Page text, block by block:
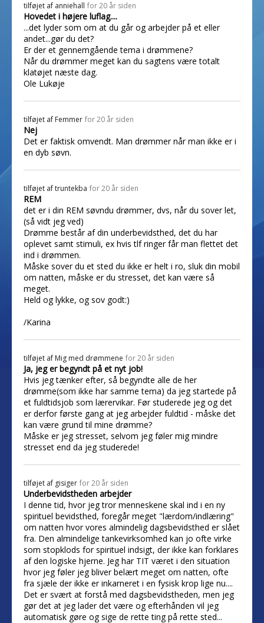
tilføjet af anniehall for 20 år siden
Hovedet i højere luflag....
...det lyder som om at du går og arbejder på et eller
andet...gør du det?
Er der et gennemgående tema i drømmene?
Når du drømmer meget kan du sagtens være totalt
klatøjet næste dag.
Ole Lukøje
tilføjet af Femmer for 20 år siden
Nej
Det er faktisk omvendt. Man drømmer når man ikke er i
en dyb søvn.
tilføjet aftruntekba for 20 år siden
REM
det er i din REM søvndu drømmer, dvs, når du sover let,
(så vidt jeg ved)
Drømme består af din underbevidsthed, det du har
oplevet samt stimuli, ex hvis tlf ringer får man flettet det
ind i drømmen.
Måske sover du et sted du ikke er helt i ro, sluk din mobil
om natten, måske er du stresset, det kan være så
meget.
Held og lykke, og sov godt:)
/Karina
tilføjet af Mig med drømmene for 20 år siden
Ja, jeg er begyndt på et nyt job!
Hvis jeg tænker efter, så begyndte alle de her
drømme(som ikke har samme tema) da jeg startede på
et fuldtidsjob som lærervikar. Før studerede jeg og det
er derfor første gang at jeg arbejder fuldtid - måske det
kan være grund til mine drømme?
Måske er jeg stresset, selvom jeg føler mig mindre
stresset end da jeg studerede!
tilføjet af gisiger for 20 år siden
Underbevidstheden arbejder
I denne tid, hvor jeg tror menneskene skal ind i en ny
spirituel bevidsthed, foregår meget "lærdom/indlæring"
om natten hvor vores almindelig dagsbevidsthed er slået
fra. Den almindelige tankevirksomhed kan jo ofte virke
som stopklods for spirituel indsigt, der ikke kan forklares
af den logiske hjerne. Jeg har TIT været i den situation
hvor jeg føler jeg bliver belært meget om natten, ofte
fra sjæle der ikke er inkarneret i en fysisk krop lige nu....
Det er svært at forstå med dagsbevidstheden, men jeg
gør det at jeg lader det være og efterhånden vil jeg
automatisk gøre og sige de rette ting på rette sted...